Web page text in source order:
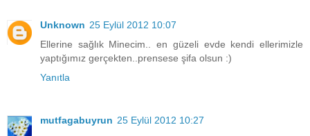
Unknown 25 Eylül 2012 10:07
Ellerine sağlık Minecim.. en güzeli evde kendi ellerimizle
yaptığımız gerçekten..prensese şifa olsun :)
Yanıtla
mutfagabuyrun 25 Eylül 2012 10:27